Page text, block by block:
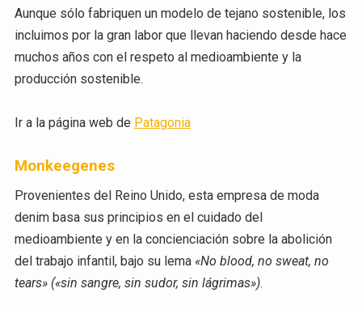
Aunque sólo fabriquen un modelo de tejano sostenible, los
incluimos por la gran labor que llevan haciendo desde hace
muchos años con el respeto al medioambiente y la
producción sostenible.
Ir a la página web de Patagonia
Monkeegenes
Provenientes del Reino Unido, esta empresa de moda
denim basa sus principios en el cuidado del
medioambiente y en la concienciación sobre la abolición
del trabajo infantil, bajo su lema «No blood, no sweat, no
tears» («sin sangre, sin sudor, sin lágrimas»).